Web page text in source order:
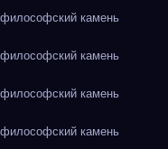
камень
камень
камень
камень